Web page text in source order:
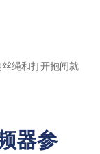
绳和打开抱闸就
器参